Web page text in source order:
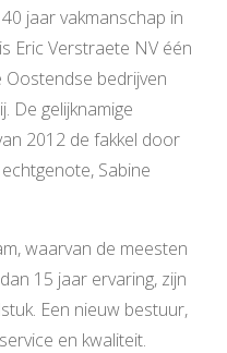
jaar vakmanschap in
Eric Verstraete NV één
bedrijven
De gelijknamige
2012 de fakkel door
Sabine
waarvan de meesten
15 jaar ervaring, zijn
Een nieuw bestuur,
en kwaliteit.